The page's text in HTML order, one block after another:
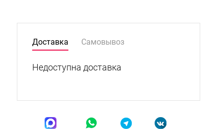
Доставка Самовывоз
Недоступна доставка